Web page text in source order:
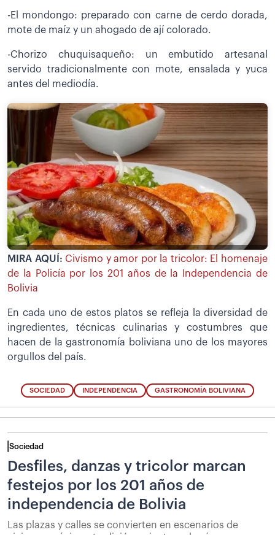
-El mondongo: preparado con carne de cerdo dorada,
mote de maíz y un ahogado de ají colorado.
-Chorizo chuquisaqueño: un embutido artesanal
servido tradicionalmente con mote, ensalada y yuca
antes del mediodía.
MIRA AQUÍ: Civismo y amor por la tricolor: El homenaje
de la Policía por los 201 años de la Independencia de
Bolivia
En cada uno de estos platos se refleja la diversidad de
ingredientes, técnicas culinarias y costumbres que
hacen de la gastronomía boliviana uno de los mayores
orgullos del país.
SOCIEDAD INDEPENDENCIA GASTRONOMÍA BOLIVIANA
Sociedad
Desfiles, danzas y tricolor marcan
festejos por los 201 años de
independencia de Bolivia
Las plazas y calles se convierten en escenarios de